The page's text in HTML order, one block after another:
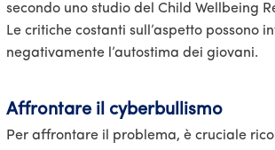
secondo uno studio del Child Wellbeing
Le critiche costanti sull’aspetto possono
negativamente l’autostima dei giovani.
Affrontare il cyberbullismo
Per affrontare il problema, è cruciale